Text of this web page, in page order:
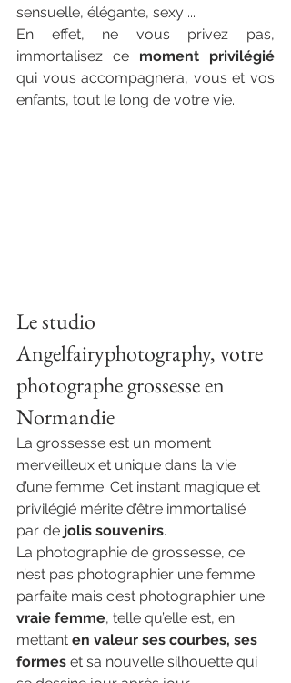
sensuelle, élégante, sexy ...
En effet, ne vous privez pas,
immortalisez ce moment privilégié
qui vous accompagnera, vous et vos
enfants, tout le long de votre vie.
Le studio
Angelfairyphotography, votre
photographe grossesse en
Normandie
La grossesse est un moment
merveilleux et unique dans la vie
d’une femme. Cet instant magique et
privilégié mérite d’être immortalisé
par de jolis souvenirs.
La photographie de grossesse, ce
n’est pas photographier une femme
parfaite mais c’est photographier une
vraie femme, telle qu’elle est, en
mettant en valeur ses courbes, ses
formes et sa nouvelle silhouette qui